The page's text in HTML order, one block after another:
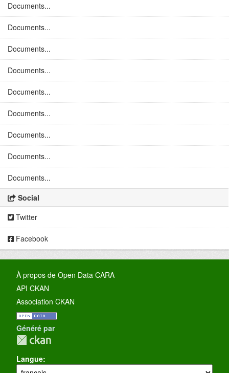
Documents...
Documents...
Documents...
Documents...
Documents...
Documents...
Documents...
Documents...
Documents...
Social
Twitter
Facebook
À propos de Open Data CARA
API CKAN
Association CKAN
Généré par
Langue